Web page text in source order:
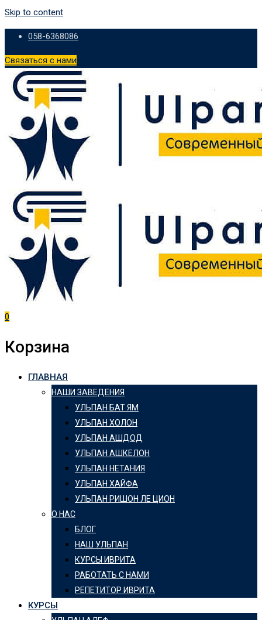
Skip to content
058-6368086
Связаться с нами
0
Корзина
ГЛАВНАЯ
НАШИ ЗАВЕДЕНИЯ
УЛЬПАН БАТ ЯМ
УЛЬПАН ХОЛОН
УЛЬПАН АШДОД
УЛЬПАН АШКЕЛОН
УЛЬПАН НЕТАНИЯ
УЛЬПАН ХАЙФА
УЛЬПАН РИШОН ЛЕ ЦИОН
О НАС
БЛОГ
НАШ УЛЬПАН
КУРСЫ ИВРИТА
РАБОТАТЬ С НАМИ
РЕПЕТИТОР ИВРИТА
КУРСЫ